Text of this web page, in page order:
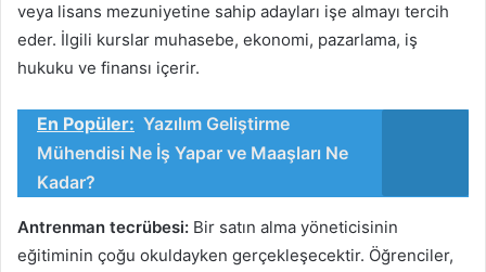
veya lisans mezuniyetine sahip adayları işe almayı tercih
eder. İlgili kurslar muhasebe, ekonomi, pazarlama, iş
hukuku ve finansı içerir.
En Popüler: Yazılım Geliştirme
Mühendisi Ne İş Yapar ve Maaşları Ne
Kadar?
Antrenman tecrübesi: Bir satın alma yöneticisinin
eğitiminin çoğu okuldayken gerçekleşecektir. Öğrenciler,